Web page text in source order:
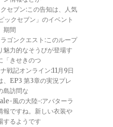
クセブン:この告知は、人気
ックセブン」のイベント
期間
ラゴンクエスト:このループ
魅力的なそうびが登場す
「きせきのつ
戦記オンライン:11月9日
、EP3 第3章の実況プレ
島訪問な
風の大陸-:アバターラ
報ですね。新しい衣装や
するようです